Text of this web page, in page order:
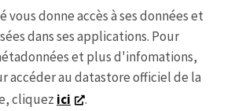
donne accès à ses données et
dans ses applications. Pour
et plus d'infomations,
accéder au datastore officiel de la
cliquez ici .